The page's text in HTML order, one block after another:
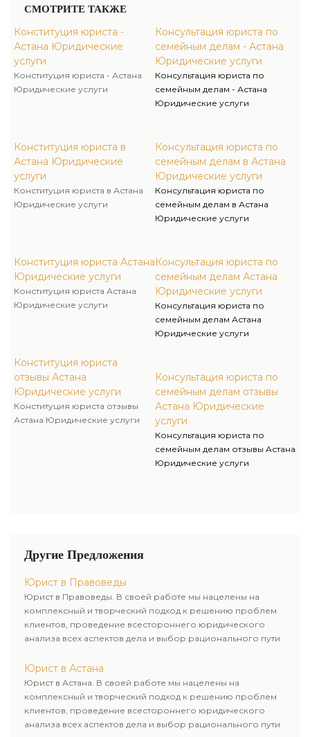
СМОТРИТЕ ТАКЖЕ
Конституция юриста -
Астана Юридические
услуги
Конституция юриста - Астана
Юридические услуги
Конституция юриста в
Астана Юридические
услуги
Конституция юриста в Астана
Юридические услуги
Конституция юриста Астана
Юридические услуги
Конституция юриста Астана
Юридические услуги
Конституция юриста
отзывы Астана
Юридические услуги
Конституция юриста отзывы
Астана Юридические услуги
Консультация юриста по
семейным делам - Астана
Юридические услуги
Консультация юриста по
семейным делам - Астана
Юридические услуги
Консультация юриста по
семейным делам в Астана
Юридические услуги
Консультация юриста по
семейным делам в Астана
Юридические услуги
Консультация юриста по
семейным делам Астана
Юридические услуги
Консультация юриста по
семейным делам Астана
Юридические услуги
Консультация юриста по
семейным делам отзывы
Астана Юридические
услуги
Консультация юриста по
семейным делам отзывы Астана
Юридические услуги
Другие Предложения
Юрист в Правоведы
Юрист в Правоведы. В своей работе мы нацелены на
комплексный и творческий подход к решению проблем
клиентов, проведение всестороннего юридического
анализа всех аспектов дела и выбор рационального пути
Юрист в Астана
Юрист в Астана. В своей работе мы нацелены на
комплексный и творческий подход к решению проблем
клиентов, проведение всестороннего юридического
анализа всех аспектов дела и выбор рационального пути